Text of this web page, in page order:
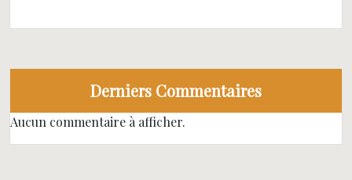
Derniers Commentaires
Aucun commentaire à afficher.